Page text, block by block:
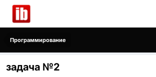
Программирование
задача №2